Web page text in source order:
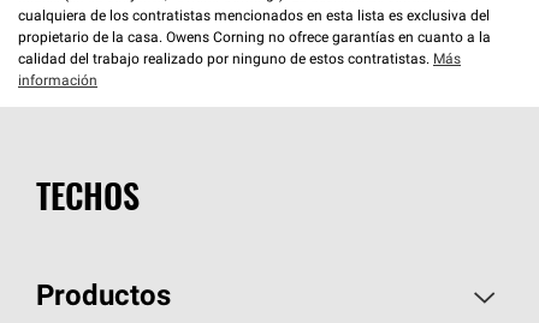
cualquiera de los contratistas mencionados en esta lista es exclusiva del
propietario de la casa. Owens Corning no ofrece garantías en cuanto a la
calidad del trabajo realizado por ninguno de estos contratistas. Más
información
TECHOS
Productos